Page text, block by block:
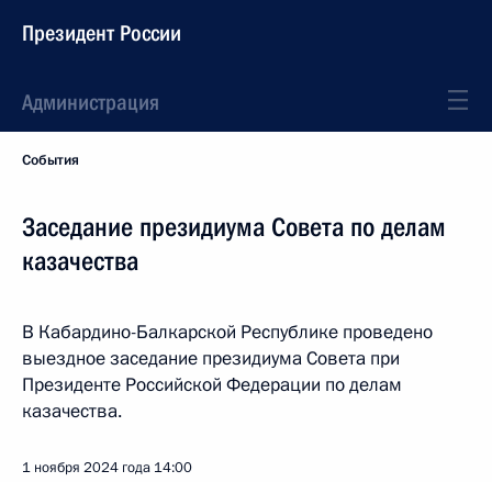
Президент России
Администрация
События
Заседание президиума Совета по делам
казачества
В Кабардино-Балкарской Республике проведено
выездное заседание президиума Совета при
Президенте Российской Федерации по делам
казачества.
1 ноября 2024 года 14:00